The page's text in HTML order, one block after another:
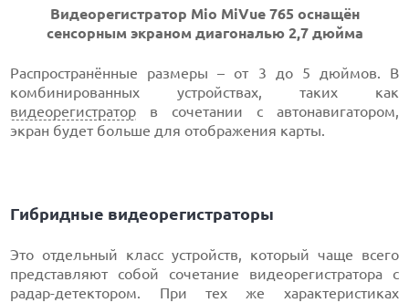
Видеорегистратор Mio MiVue 765 оснащён
сенсорным экраном диагональю 2,7 дюйма
Распространённые размеры – от 3 до 5 дюймов. В
комбинированных устройствах, таких как
видеорегистратор в сочетании с автонавигатором,
экран будет больше для отображения карты.
Гибридные видеорегистраторы
Это отдельный класс устройств, который чаще всего
представляют собой сочетание видеорегистратора с
радар-детектором. При тех же характеристиках